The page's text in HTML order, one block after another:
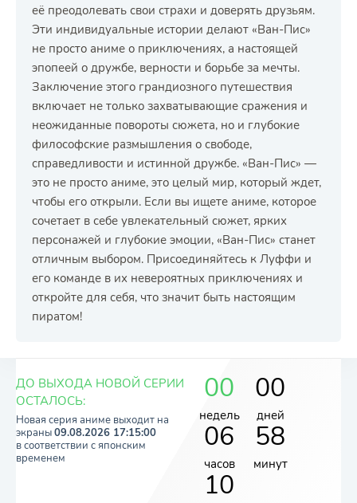
её преодолевать свои страхи и доверять друзьям.
Эти индивидуальные истории делают «Ван-Пис»
не просто аниме о приключениях, а настоящей
эпопеей о дружбе, верности и борьбе за мечты.
Заключение этого грандиозного путешествия
включает не только захватывающие сражения и
неожиданные повороты сюжета, но и глубокие
философские размышления о свободе,
справедливости и истинной дружбе. «Ван-Пис» —
это не просто аниме, это целый мир, который ждет,
чтобы его открыли. Если вы ищете аниме, которое
сочетает в себе увлекательный сюжет, ярких
персонажей и глубокие эмоции, «Ван-Пис» станет
отличным выбором. Присоединяйтесь к Луффи и
его команде в их невероятных приключениях и
откройте для себя, что значит быть настоящим
пиратом!
ДО ВЫХОДА НОВОЙ СЕРИИ
ОСТАЛОСЬ:
Новая серия аниме выходит на
экраны09.08.2026 17:15:00
в соответствии c японским
временем
00
недель
00
дней
06
часов
58
минут
09